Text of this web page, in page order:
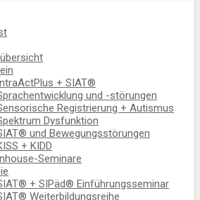
+ SIAT®
und -störungen
Registrierung + Autismus
Dysfunktion
und Bewegungsstörungen
+ KIDD
Seminare
+ SIPäd® Einführungsseminar
Weiterbildungsreihe